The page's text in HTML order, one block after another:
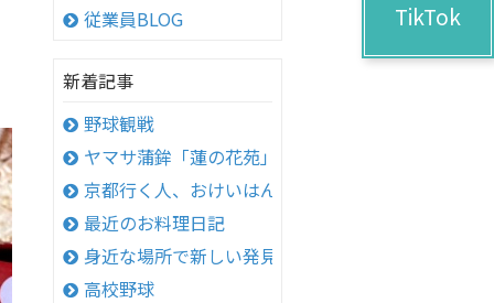
従業員BLOG
新着記事
野球観戦
ヤマサ蒲鉾「蓮の花苑」へ
京都行く人、おけいはん
最近のお料理日記
身近な場所で新しい発見！
高校野球
TikTok